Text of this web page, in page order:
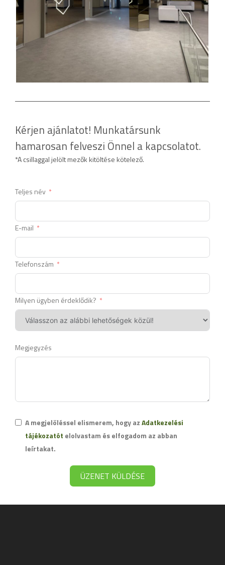
Kérjen ajánlatot! Munkatársunk
hamarosan felveszi Önnel a kapcsolatot.
*A csillaggal jelölt mezők kitöltése kötelező.
Teljes név
E-mail
Telefonszám
Milyen ügyben érdeklődik?
Megjegyzés
A megjelöléssel elismerem, hogy azAdatkezelési
tájékozatót elolvastam és elfogadom az abban
leírtakat.
ÜZENET KÜLDÉSE